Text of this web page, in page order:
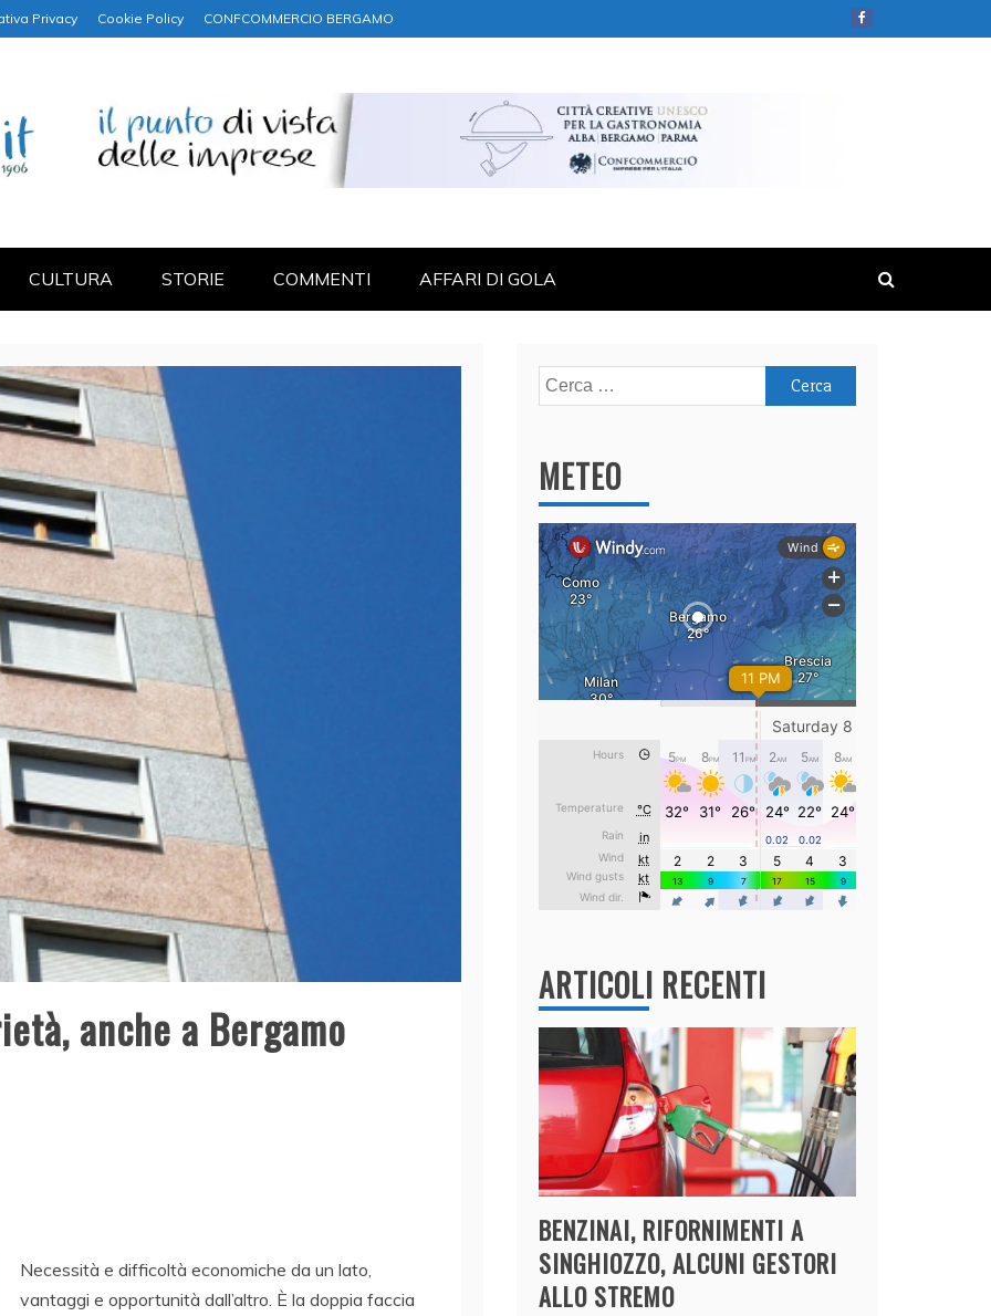
Privacy Cookie Policy CONFCOMMERCIO BERGAMO
CULTURA STORIE COMMENTI AFFARI DI GOLA
anche a Bergamo
Necessità e difficoltà economiche da un lato,
vantaggi e opportunità dall’altro. È la doppia faccia
Ricerca
per:
METEO
ARTICOLI RECENTI
BENZINAI, RIFORNIMENTI A
SINGHIOZZO, ALCUNI GESTORI
ALLO STREMO